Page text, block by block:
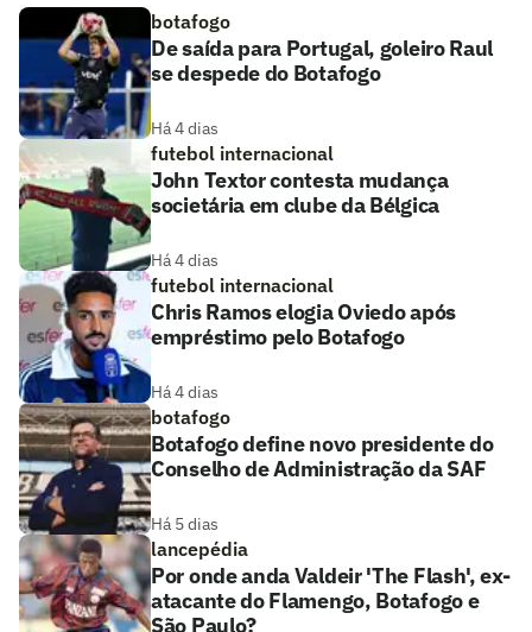
botafogo
De saída para Portugal, goleiro Raul
se despede do Botafogo
Há 4 dias
futebol internacional
John Textor contesta mudança
societária em clube da Bélgica
Há 4 dias
futebol internacional
Chris Ramos elogia Oviedo após
empréstimo pelo Botafogo
Há 4 dias
botafogo
Botafogo define novo presidente do
Conselho de Administração da SAF
Há 5 dias
lancepédia
Por onde anda Valdeir 'The Flash', ex-
atacante do Flamengo, Botafogo e
São Paulo?